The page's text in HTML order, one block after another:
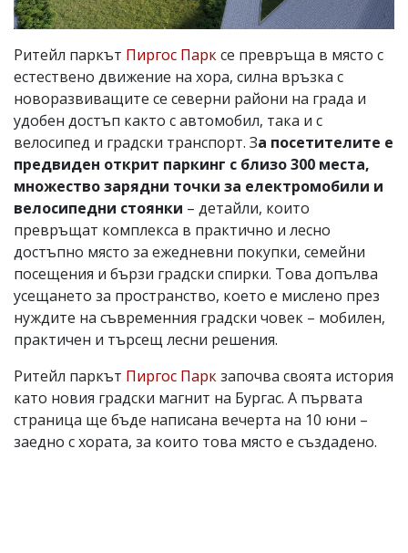
Ритейл паркът Пиргос Парксе превръща в място с
естествено движение на хора, силна връзка с
новоразвиващите се северни райони на града и
удобен достъп както с автомобил, така и с
велосипед и градски транспорт. За посетителите е
предвиден открит паркинг с близо 300 места,
множество зарядни точки за електромобили и
велосипедни стоянки – детайли, които
превръщат комплекса в практично и лесно
достъпно място за ежедневни покупки, семейни
посещения и бързи градски спирки. Това допълва
усещането за пространство, което е мислено през
нуждите на съвременния градски човек – мобилен,
практичен и търсещ лесни решения.
Ритейл паркът Пиргос Паркзапочва своята история
като новия градски магнит на Бургас. А първата
страница ще бъде написана вечерта на 10 юни –
заедно с хората, за които това място е създадено.